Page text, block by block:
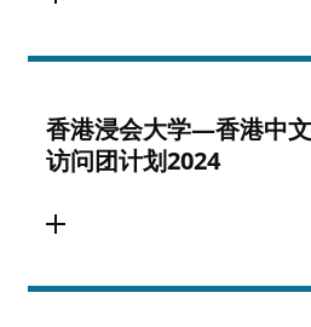
香港浸会大学—香港中
访问团计划2024